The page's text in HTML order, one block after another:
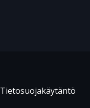
Tietosuojakäytäntö